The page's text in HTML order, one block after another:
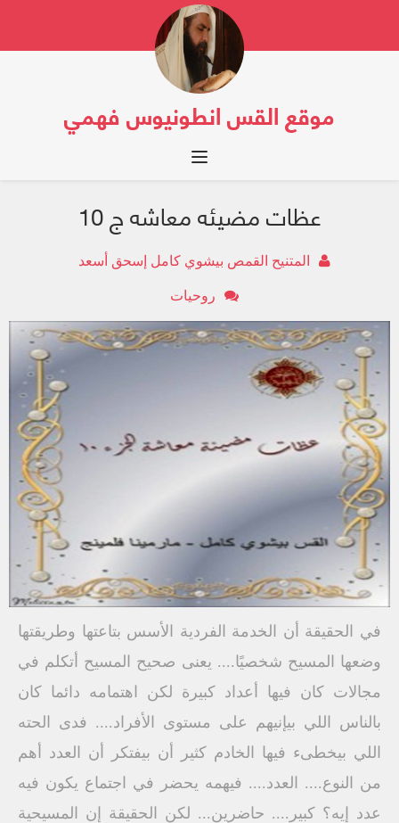
موقع القس انطونيوس فهمي
Toggle navigation
عظات مضيئه معاشه ج 10
المتنيح القمص بيشوي كامل إسحق أسعد
روحيات
في الحقيقة أن الخدمة الفردية الأسس بتاعتها وطريقتها
وضعها المسيح شخصيًا.... يعنى صحيح المسيح أتكلم في
مجالات كان فيها أعداد كبيرة لكن اهتمامه دائما كان
بالناس اللي بيإنيهم على مستوى الأفراد.... فدى الحته
اللي بيخطىء فيها الخادم كثير أن بيفتكر أن العدد أهم
من النوع.... العدد.... فيهمه يحضر في اجتماع يكون فيه
عدد إيه؟ كبير.... حاضرين... لكن الحقيقة إن المسيحية